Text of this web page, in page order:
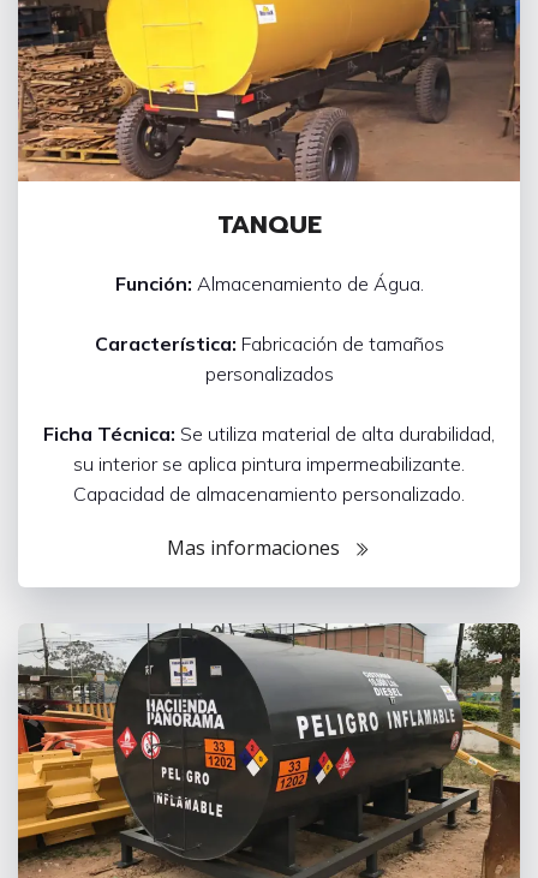
TANQUE
Función: Almacenamiento de Água.
Característica: Fabricación de tamaños
personalizados
Ficha Técnica: Se utiliza material de alta durabilidad,
su interior se aplica pintura impermeabilizante.
Capacidad de almacenamiento personalizado.
Mas informaciones